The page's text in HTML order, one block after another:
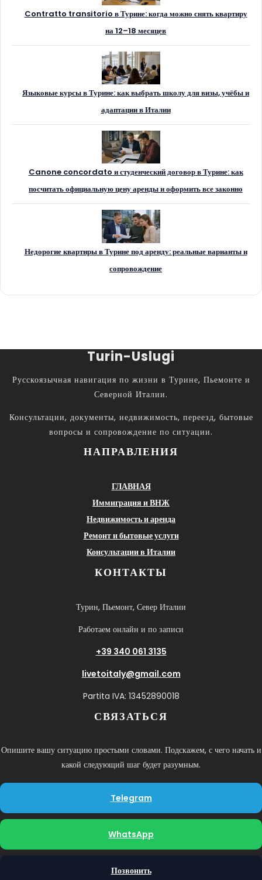
Contratto transitorio в Турине: когда можно снять квартиру
на 12–18 месяцев
Языковые курсы в Турине: как выбрать школу для визы, учёбы и
адаптации в Италии
Canone concordato и студенческий договор в Турине: как
посчитать официальную цену аренды и оформить все законно
Недорогие квартиры в Турине под аренду: реальные варианты и
сопровождение
Turin-Uslugi
Русскоязычная навигация по жизни в Турине, Пьемонте и
Северной Италии.
Консультации, документы, недвижимость, переезд, бытовые
вопросы и сопровождение по ситуации.
НАПРАВЛЕНИЯ
ГЛАВНАЯ
Иммиграция и ВНЖ
Недвижимость и аренда
Ремонт и бытовые услуги
Консультации в Италии
КОНТАКТЫ
Турин, Пьемонт, Север Италии
Работаем онлайн и по записи
+39 340 061 3135
livetoitaly@gmail.com
Partita IVA: 13452890018
СВЯЗАТЬСЯ
Опишите вашу ситуацию простыми словами. Подскажем, с чего начать и
какой следующий шаг будет разумным.
Telegram
WhatsApp
Позвонить